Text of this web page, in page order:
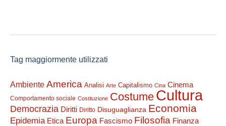
Tag maggiormente utilizzati
Ambiente America Analisi Arte Capitalismo Cina Cinema
Comportamento sociale Costituzione Costume Cultura
Democrazia Diritti Diritto Disuguaglianza Economia
Epidemia Etica Europa Fascismo Filosofia Finanza